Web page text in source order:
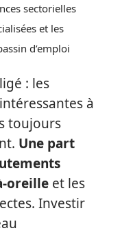
sectorielles
et les
d’emploi
: les
à
toujours
Une part
oreille et les
Investir